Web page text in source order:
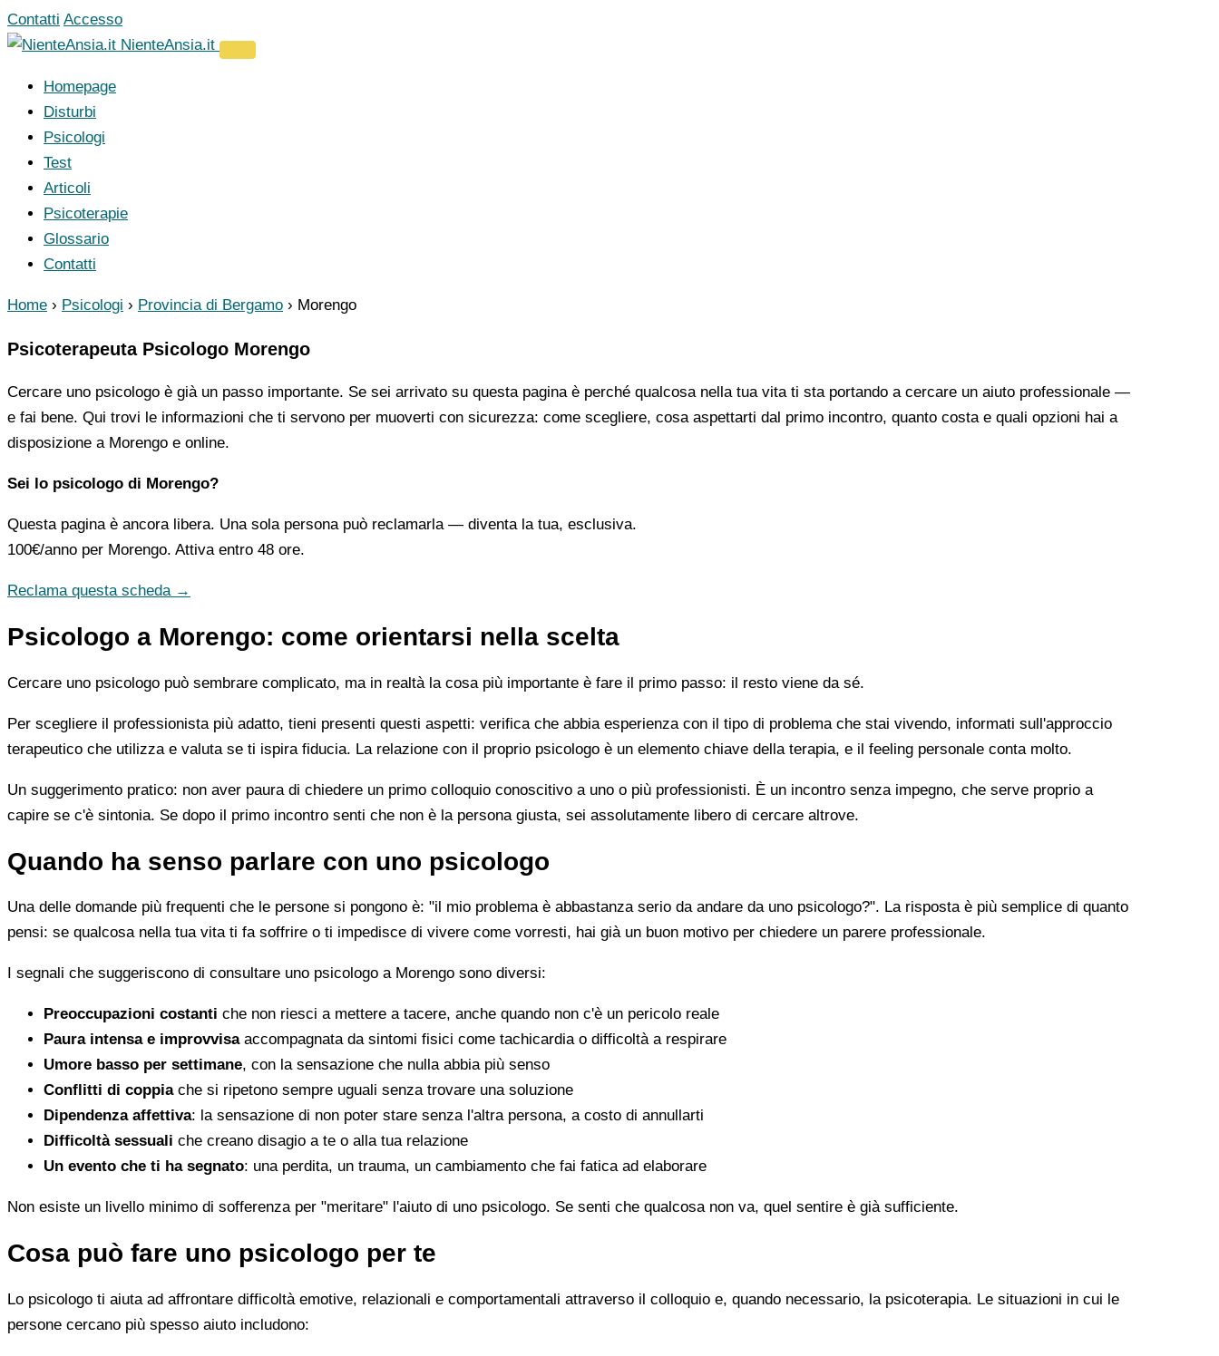
Vai
al
Contatti Accesso
NienteAnsia.it
Homepage
Disturbi
Psicologi
Test
Articoli
Psicoterapie
Glossario
Contatti
Home › Psicologi › Provincia di Bergamo › Morengo
Psicoterapeuta Psicologo Morengo
Cercare uno psicologo è già un passo importante. Se sei arrivato su questa pagina è perché qualcosa nella tua vita ti sta portando a cercare un aiuto professionale —
e fai bene. Qui trovi le informazioni che ti servono per muoverti con sicurezza: come scegliere, cosa aspettarti dal primo incontro, quanto costa e quali opzioni hai a
disposizione a Morengo e online.
Sei lo psicologo di Morengo?
Questa pagina è ancora libera. Una sola persona può reclamarla — diventa la tua, esclusiva.
100€/anno per Morengo. Attiva entro 48 ore.
Reclama questa scheda →
Psicologo a Morengo: come orientarsi nella scelta
Cercare uno psicologo può sembrare complicato, ma in realtà la cosa più importante è fare il primo passo: il resto viene da sé.
Per scegliere il professionista più adatto, tieni presenti questi aspetti: verifica che abbia esperienza con il tipo di problema che stai vivendo, informati sull'approccio
terapeutico che utilizza e valuta se ti ispira fiducia. La relazione con il proprio psicologo è un elemento chiave della terapia, e il feeling personale conta molto.
Un suggerimento pratico: non aver paura di chiedere un primo colloquio conoscitivo a uno o più professionisti. È un incontro senza impegno, che serve proprio a
capire se c'è sintonia. Se dopo il primo incontro senti che non è la persona giusta, sei assolutamente libero di cercare altrove.
Quando ha senso parlare con uno psicologo
Una delle domande più frequenti che le persone si pongono è: "il mio problema è abbastanza serio da andare da uno psicologo?". La risposta è più semplice di quanto
pensi: se qualcosa nella tua vita ti fa soffrire o ti impedisce di vivere come vorresti, hai già un buon motivo per chiedere un parere professionale.
I segnali che suggeriscono di consultare uno psicologo a Morengo sono diversi:
Preoccupazioni costanti che non riesci a mettere a tacere, anche quando non c'è un pericolo reale
Paura intensa e improvvisaaccompagnata da sintomi fisici come tachicardia o difficoltà a respirare
Umore basso per settimane, con la sensazione che nulla abbia più senso
Conflitti di coppiache si ripetono sempre uguali senza trovare una soluzione
Dipendenza affettiva: la sensazione di non poter stare senza l'altra persona, a costo di annullarti
Difficoltà sessuali che creano disagio a te o alla tua relazione
Un evento che ti ha segnato: una perdita, un trauma, un cambiamento che fai fatica ad elaborare
Non esiste un livello minimo di sofferenza per "meritare" l'aiuto di uno psicologo. Se senti che qualcosa non va, quel sentire è già sufficiente.
Cosa può fare uno psicologo per te
Lo psicologo ti aiuta ad affrontare difficoltà emotive, relazionali e comportamentali attraverso il colloquio e, quando necessario, la psicoterapia. Le situazioni in cui le
persone cercano più spesso aiuto includono: